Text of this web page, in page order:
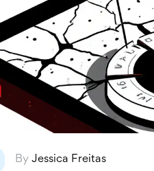
By Jessica Freitas